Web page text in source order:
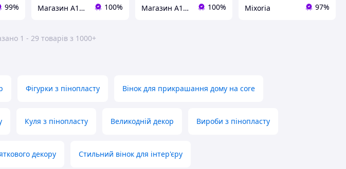
99% Магазин A100.PROM.UA 100% Магазин A100.PROM.UA 100% Mixoria 97%
1 - 29 товарів з 1000+
Фігурки з пінопласту Вінок для прикрашання дому на core
Куля з пінопласту Великодній декор Вироби з пінопласту
декору Стильний вінок для інтер'єру